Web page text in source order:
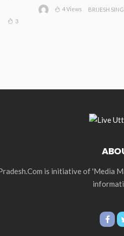
3
4 Views BRIJESH
is initiative of 'Media